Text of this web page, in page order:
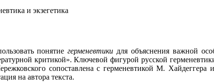
и экзегетика
понятиегерменевтикидля объяснения важной
критикой». Ключевой фигурой русской
сопоставлена с герменевтикой М. Хайдеггера
на автора текста.